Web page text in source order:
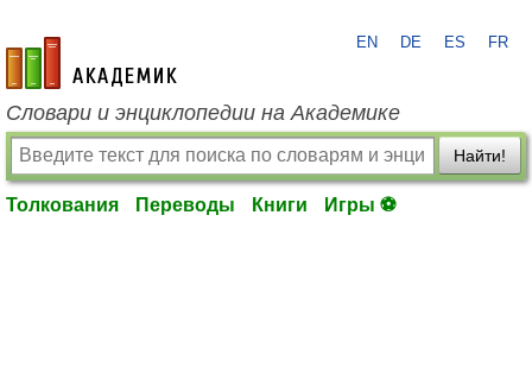
academic.ru
EN DE ES FR
Словари и энциклопедии на Академике
Найти!
Толкования Переводы Книги Игры ⚽